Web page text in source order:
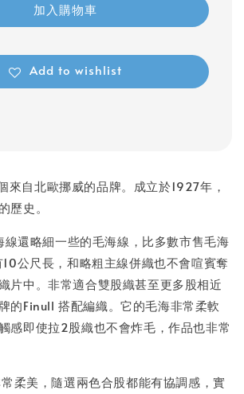
加入購物車
Add to wishlist
來自北歐挪威的品牌。成立於1927年，
歷史。
線還略細一些的毛海線，比多數市售毛海
公尺長，和略粗主線併織也不會喧賓奪
片中。非常適合雙股織甚至更多股相近
的Finull 搭配編織。它的毛海非常柔軟
感即使拉2股織也不會炸毛，作品也非常
柔美，隨選兩色合股都能有協調感，實